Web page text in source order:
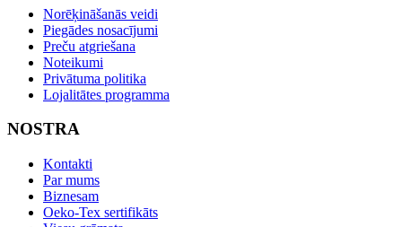
Norēķināšanās veidi
Piegādes nosacījumi
Preču atgriešana
Noteikumi
Privātuma politika
Lojalitātes programma
NOSTRA
Kontakti
Par mums
Biznesam
Oeko-Tex sertifikāts